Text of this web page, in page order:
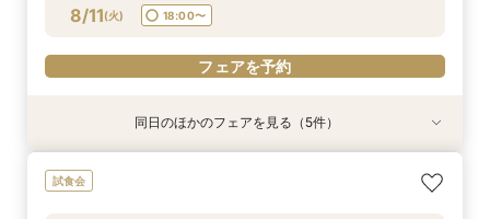
フェアを予約
フェアを予約
フェアを予約
フェアを予約
フェアを予約
フェアを予約
フェアを予約
8/11(火)
18:00〜
フェアを予約
【神社挙式＋写真のお客様へ：30万円】試食付
【親族婚希望のお客様へ：20名様58万円】試食
【家族婚希望のお客様へ10名様48万円】試食付
【40名様130万円】リニューアル記念：神社婚
【和装でのお写真婚のお客様へ：2万5千円】試
同日のほかのフェアを見る（5件）
試食会